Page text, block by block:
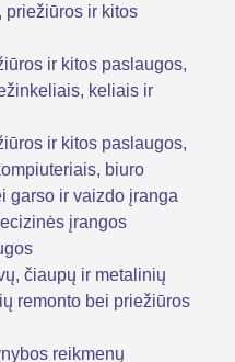
priežiūros ir kitos
ir kitos paslaugos,
keliais ir
ir kitos paslaugos,
biuro
garso ir vaizdo įranga
įrangos
čiaupų ir metalinių
remonto bei priežiūros
reikmenų